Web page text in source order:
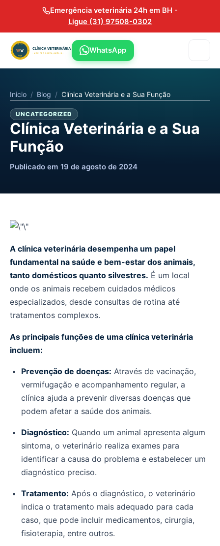
Emergência veterinária 24h em BH -
Ligue (31) 97508-0302
WhatsApp
Inicio / Blog / Clínica Veterinária e a Sua Função
UNCATEGORIZED
Clínica Veterinária e a Sua
Função
Publicado em 19 de agosto de 2024
A clínica veterinária desempenha um papel
fundamental na saúde e bem-estar dos animais,
tanto domésticos quanto silvestres. É um local
onde os animais recebem cuidados médicos
especializados, desde consultas de rotina até
tratamentos complexos.
As principais funções de uma clínica veterinária
incluem:
Prevenção de doenças: Através de vacinação,
vermifugação e acompanhamento regular, a
clínica ajuda a prevenir diversas doenças que
podem afetar a saúde dos animais.
Diagnóstico: Quando um animal apresenta algum
sintoma, o veterinário realiza exames para
identificar a causa do problema e estabelecer um
diagnóstico preciso.
Tratamento: Após o diagnóstico, o veterinário
indica o tratamento mais adequado para cada
caso, que pode incluir medicamentos, cirurgia,
fisioterapia, entre outros.